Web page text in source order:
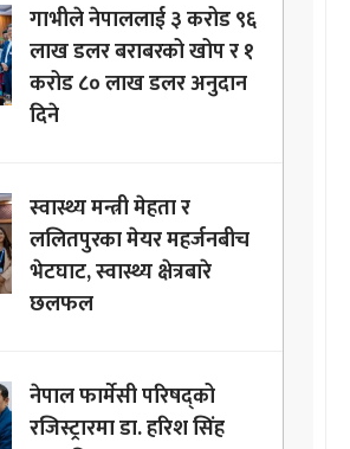
गाभीले नेपाललाई ३ करोड ९६
लाख डलर बराबरको खोप र १
करोड ८० लाख डलर अनुदान
दिने
स्वास्थ्य मन्त्री मेहता र
ललितपुरका मेयर महर्जनबीच
भेटघाट, स्वास्थ्य क्षेत्रबारे
छलफल
नेपाल फार्मेसी परिषद्को
रजिस्ट्रारमा डा. हरिश सिंह